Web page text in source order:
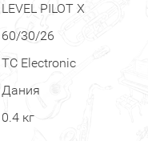
LEVEL PILOT X
60/30/26
TC Electronic
Дания
0.4 кг